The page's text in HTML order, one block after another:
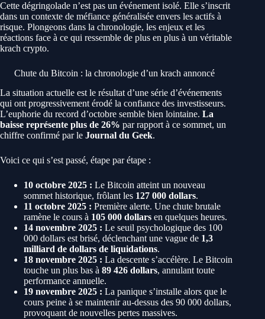
Cette dégringolade n’est pas un événement isolé. Elle s’inscrit
dans un contexte de méfiance généralisée envers les actifs à
risque. Plongeons dans la chronologie, les enjeux et les
réactions face à ce qui ressemble de plus en plus à un véritable
krach crypto.
Chute du Bitcoin : la chronologie d’un krach annoncé
La situation actuelle est le résultat d’une série d’événements
qui ont progressivement érodé la confiance des investisseurs.
L’euphorie du record d’octobre semble bien lointaine. La
baisse représente plus de 26% par rapport à ce sommet, un
chiffre confirmé par le Journal du Geek.
Voici ce qui s’est passé, étape par étape :
10 octobre 2025 : Le Bitcoin atteint un nouveau
sommet historique, frôlant les 127 000 dollars.
11 octobre 2025 : Première alerte. Une chute brutale
ramène le cours à 105 000 dollars en quelques heures.
14 novembre 2025 : Le seuil psychologique des 100
000 dollars est brisé, déclenchant une vague de 1,3
milliard de dollars de liquidations.
18 novembre 2025 : La descente s’accélère. Le Bitcoin
touche un plus bas à 89 426 dollars, annulant toute
performance annuelle.
19 novembre 2025 : La panique s’installe alors que le
cours peine à se maintenir au-dessus des 90 000 dollars,
provoquant de nouvelles pertes massives.